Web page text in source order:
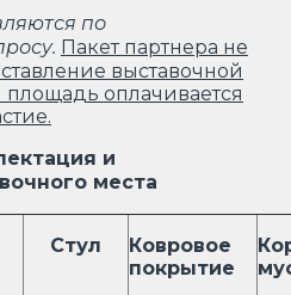
по
Пакет партнера не
выставочной
оплачивается
и
места
Стул
Ковровое
покрытие